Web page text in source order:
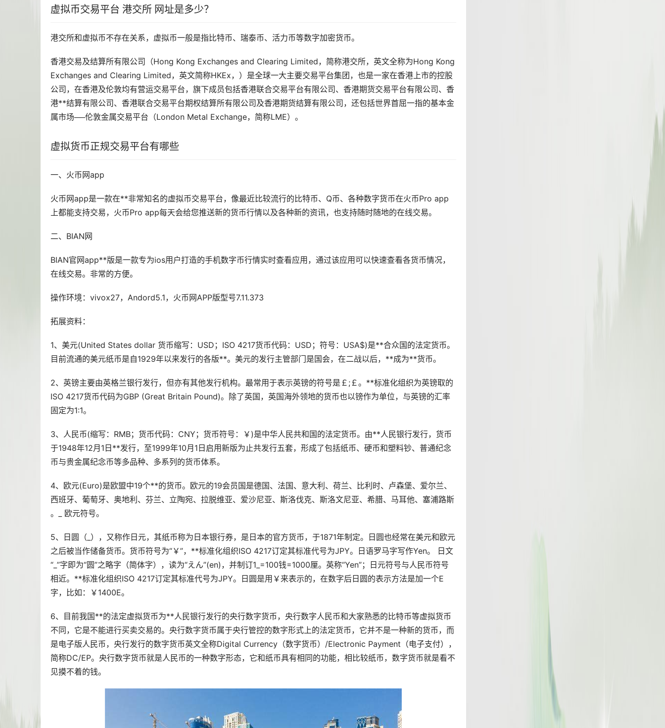
虚拟币交易平台 港交所 网址是多少？
港交所和虚拟币不存在关系，虚拟币一般是指比特币、瑞泰币、活力币等数字加密货币。
香港交易及结算所有限公司（Hong Kong Exchanges and Clearing Limited，简称港交所，英文全称为Hong Kong
Exchanges and Clearing Limited，英文简称HKEx，）是全球一大主要交易平台集团，也是一家在香港上市的控股
公司，在香港及伦敦均有营运交易平台，旗下成员包括香港联合交易平台有限公司、香港期货交易平台有限公司、香
港**结算有限公司、香港联合交易平台期权结算所有限公司及香港期货结算有限公司，还包括世界首屈一指的基本金
属市场──伦敦金属交易平台（London Metal Exchange，简称LME）。
虚拟货币正规交易平台有哪些
一、火币网app
火币网app是一款在**非常知名的虚拟币交易平台，像最近比较流行的比特币、Q币、各种数字货币在火币Pro app
上都能支持交易，火币Pro app每天会给您推送新的货币行情以及各种新的资讯，也支持随时随地的在线交易。
二、BIAN网
BIAN官网app**版是一款专为ios用户打造的手机数字币行情实时查看应用，通过该应用可以快速查看各货币情况，
在线交易。非常的方便。
操作环境：vivox27，Andord5.1，火币网APP版型号7.11.373
拓展资料：
1、美元(United States dollar 货币缩写：USD；ISO 4217货币代码：USD；符号：USA$)是**合众国的法定货币。
目前流通的美元纸币是自1929年以来发行的各版**。美元的发行主管部门是国会，在二战以后，**成为**货币。
2、英镑主要由英格兰银行发行，但亦有其他发行机构。最常用于表示英镑的符号是￡;￡。**标准化组织为英镑取的
ISO 4217货币代码为GBP (Great Britain Pound)。除了英国，英国海外领地的货币也以镑作为单位，与英镑的汇率
固定为1:1。
3、人民币(缩写：RMB；货币代码：CNY；货币符号：￥)是中华人民共和国的法定货币。由**人民银行发行，货币
于1948年12月1日**发行，至1999年10月1日启用新版为止共发行五套，形成了包括纸币、硬币和塑料钞、普通纪念
币与贵金属纪念币等多品种、多系列的货币体系。
4、欧元(Euro)是欧盟中19个**的货币。欧元的19会员国是德国、法国、意大利、荷兰、比利时、卢森堡、爱尔兰、
西班牙、葡萄牙、奥地利、芬兰、立陶宛、拉脱维亚、爱沙尼亚、斯洛伐克、斯洛文尼亚、希腊、马耳他、塞浦路斯
。_ 欧元符号。
5、日圆（_），又称作日元，其纸币称为日本银行券，是日本的官方货币，于1871年制定。日圆也经常在美元和欧元
之后被当作储备货币。货币符号为“￥”，**标准化组织ISO 4217订定其标准代号为JPY。日语罗马字写作Yen。 日文
“_”字即为“圆”之略字（简体字），读为“えん”(en)，并制订1_=100钱=1000厘。英称“Yen”；日元符号与人民币符号
相近。**标准化组织ISO 4217订定其标准代号为JPY。日圆是用￥来表示的，在数字后日圆的表示方法是加一个E
字，比如：￥1400E。
6、目前我国**的法定虚拟货币为**人民银行发行的央行数字货币，央行数字人民币和大家熟悉的比特币等虚拟货币
不同，它是不能进行买卖交易的。央行数字货币属于央行管控的数字形式上的法定货币，它并不是一种新的货币，而
是电子版人民币，央行发行的数字货币英文全称Digital Currency（数字货币）/Electronic Payment（电子支付），
简称DC/EP。央行数字货币就是人民币的一种数字形态，它和纸币具有相同的功能，相比较纸币，数字货币就是看不
见摸不着的钱。